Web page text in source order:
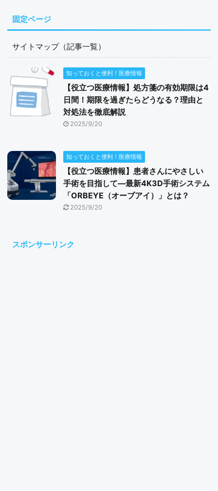
固定ページ
サイトマップ（記事一覧）
知っておくと便利！医療情報
【役立つ医療情報】処方箋の有効期限は4
日間！期限を過ぎたらどうなる？理由と
対処法を徹底解説
2025/9/20
知っておくと便利！医療情報
【役立つ医療情報】患者さんにやさしい
手術を目指して―最新4K3D手術システム
「ORBEYE（オーブアイ）」とは？
2025/9/20
スポンサーリンク